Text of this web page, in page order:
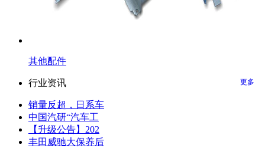
其他配件
行业资讯 更多
销量反超，日系车
中国汽研“汽车工
【升级公告】202
丰田威驰大保养后